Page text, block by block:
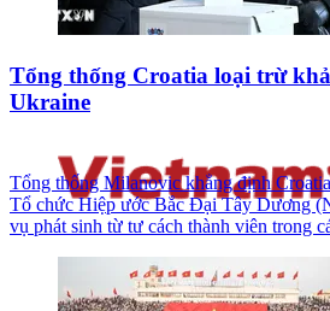
Tổng thống Croatia loại trừ
Ukraine
Tổng thống Milanovic khẳng định
Tổ chức Hiệp ước Bắc Đại Tây Dương
vụ phát sinh từ tư cách thành viên trong